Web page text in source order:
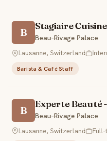
B
Stagiaire
Beau-Rivage Palace
Lausanne, Switzerland
Barista & Café Staff
B
Experte Beauté
Beau-Rivage Palace
Lausanne, Switzerland